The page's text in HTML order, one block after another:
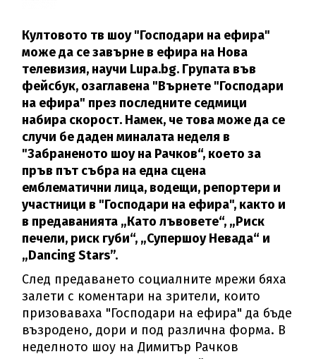
Култовото тв шоу "Господари на ефира"
може да се завърне в ефира на Нова
телевизия, научи Lupa.bg. Групата във
фейсбук, озаглавена "Върнете "Господари
на ефира" през последните седмици
набира скорост. Намек, че това може да се
случи бе даден миналата неделя в
"Забраненото шоу на Рачков“, което за
пръв път събра на една сцена
емблематични лица, водещи, репортери и
участници в "Господари на ефира", както и
в предаванията „Като лъвовете“, „Риск
печели, риск губи“, „Супершоу Невада“ и
„Dancing Stars”.
След предаването социалните мрежи бяха
залети с коментари на зрители, които
призоваваха "Господари на ефира" да бъде
възродено, дори и под различна форма. В
неделното шоу на Димитър Рачков